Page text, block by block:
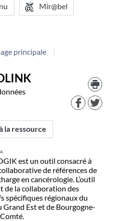
Mir@bel
principale
la ressource
est un outil consacré à
de références de
en cancérologie. L’outil
de la collaboration des
spécifiques régionaux du
Grand Est et de Bourgogne-